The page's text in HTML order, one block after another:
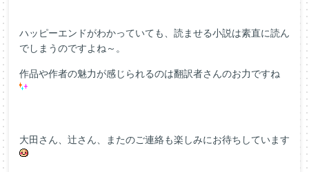
ハッピーエンドがわかっていても、読ませる小説は素直に読ん
でしまうのですよね～。
作品や作者の魅力が感じられるのは翻訳者さんのお力ですね
大田さん、辻さん、またのご連絡も楽しみにお待ちしています